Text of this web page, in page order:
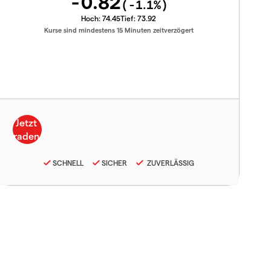
( -1.1%)
Hoch: 74.45Tief: 73.92
Kurse sind mindestens 15 Minuten zeitverzögert
SCHNELL SICHER ZUVERLÄSSIG